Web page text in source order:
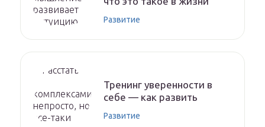
Развитие
Тренинг уверенности в
себе — как развить
Развитие